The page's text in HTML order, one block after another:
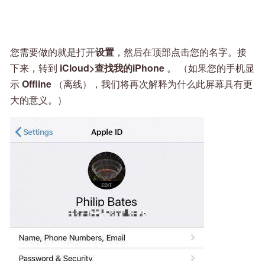
您需要做的就是打开设置 ，然后在顶部点击您的名字。接
下来，转到 iCloud>查找我的iPhone 。 （如果您的手机显
示Offline
（离线），我们将再次解释为什么此屏幕具有更
大的意义。）